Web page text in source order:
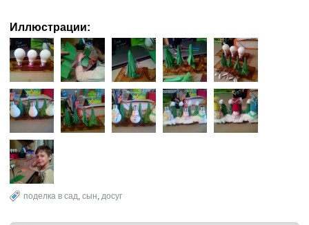
Иллюстрации:
поделка в сад, сын, досуг